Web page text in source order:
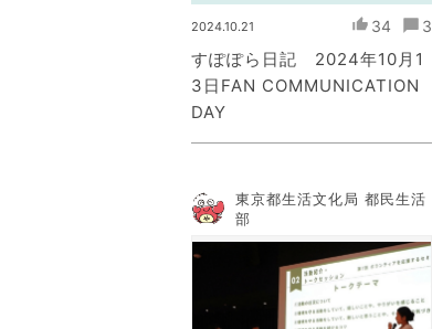
2024.10.21 34 3
すぽぽら日記 2024年10月1
3日FAN COMMUNICATION
DAY
東京都生活文化局 都民生活
部